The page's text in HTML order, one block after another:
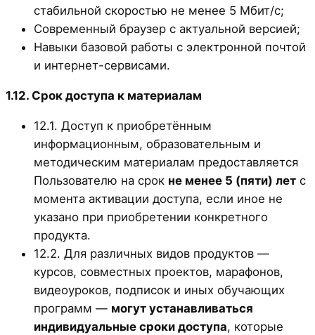
стабильной скоростью не менее 5 Мбит/с;
Современный браузер с актуальной версией;
Навыки базовой работы с электронной почтой
и интернет-сервисами.
1.12. Срок доступа к материалам
12.1. Доступ к приобретённым
информационным, образовательным и
методическим материалам предоставляется
Пользователю на срок не менее 5 (пяти) лет с
момента активации доступа, если иное не
указано при приобретении конкретного
продукта.
12.2. Для различных видов продуктов —
курсов, совместных проектов, марафонов,
видеоуроков, подписок и иных обучающих
программ — могут устанавливаться
индивидуальные сроки доступа, которые